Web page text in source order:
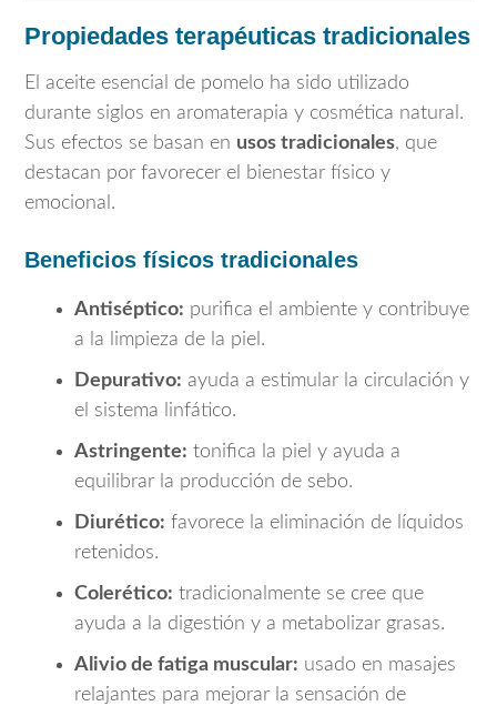
Propiedades terapéuticas tradicionales
El aceite esencial de pomelo ha sido utilizado
durante siglos en aromaterapia y cosmética natural.
Sus efectos se basan en usos tradicionales, que
destacan por favorecer el bienestar físico y
emocional.
Beneficios físicos tradicionales
Antiséptico: purifica el ambiente y contribuye
a la limpieza de la piel.
Depurativo: ayuda a estimular la circulación y
el sistema linfático.
Astringente: tonifica la piel y ayuda a
equilibrar la producción de sebo.
Diurético: favorece la eliminación de líquidos
retenidos.
Colerético: tradicionalmente se cree que
ayuda a la digestión y a metabolizar grasas.
Alivio de fatiga muscular: usado en masajes
relajantes para mejorar la sensación de